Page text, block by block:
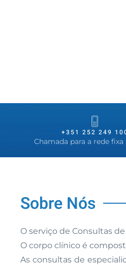
+351 252 249
Chamada para a rede fixa
Sobre Nós
O serviço de Consultas
O corpo clínico é
As consultas de